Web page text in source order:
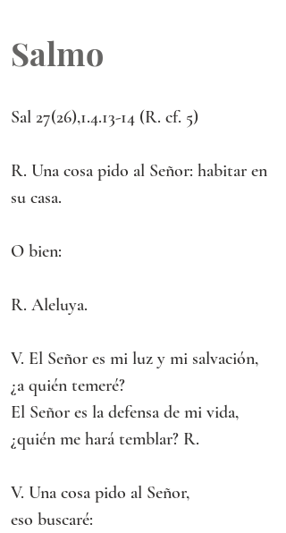
Salmo
Sal 27(26),1.4.13-14 (R. cf. 5)
R. Una cosa pido al Señor: habitar en
su casa.
O bien:
R. Aleluya.
V. El Señor es mi luz y mi salvación,
¿a quién temeré?
El Señor es la defensa de mi vida,
¿quién me hará temblar? R.
V. Una cosa pido al Señor,
eso buscaré: